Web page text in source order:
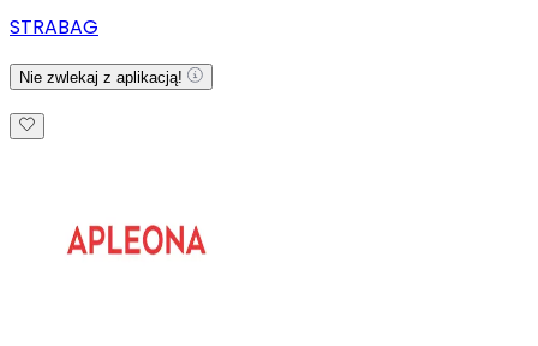
STRABAG
Nie zwlekaj z aplikacją!